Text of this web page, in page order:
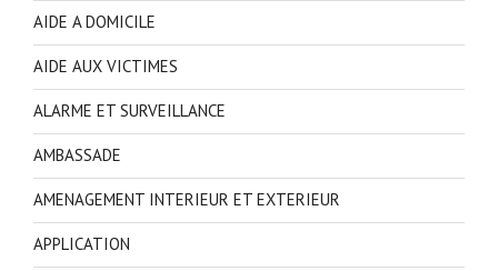
AIDE A DOMICILE
AIDE AUX VICTIMES
ALARME ET SURVEILLANCE
AMBASSADE
AMENAGEMENT INTERIEUR ET EXTERIEUR
APPLICATION